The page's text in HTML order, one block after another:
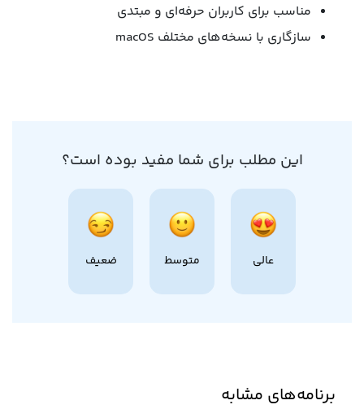
مناسب برای کاربران حرفه‌ای و مبتدی
سازگاری با نسخه‌های مختلف macOS
این مطلب برای شما مفید بوده است؟
عالی متوسط ضعیف
برنامه‌های مشابه